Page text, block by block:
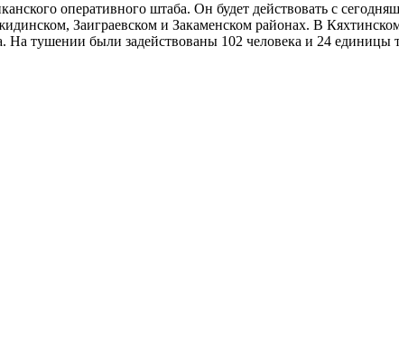
оперативного штаба. Он будет действовать с
Заиграевском и Закаменском районах. В Кяхтинском
На тушении были задействованы 102 человека и 24 единицы